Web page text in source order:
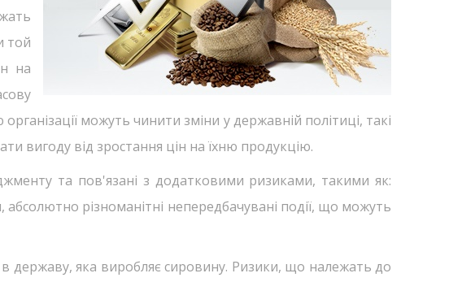
той
на
можуть чинити зміни у державній політиці, такі
вигоду від зростання цін на їхню продукцію.
та пов'язані з додатковими ризиками, такими як:
різноманітні непередбачувані події, що можуть
державу, яка виробляє сировину. Ризики, що належать до